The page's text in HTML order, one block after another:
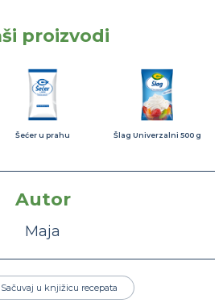
proizvodi
Šećer u prahu Šlag Univerzalni 500 g
Autor
Maja
Sačuvaj u knjižicu recepata